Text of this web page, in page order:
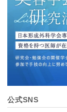
TCBグループ
に蓄積・保管
失・破壊・改
つ適切な組織
ます。
【個人情報の
TCBグループ
得情報を共同
なお、共同利
す。
公式SNS